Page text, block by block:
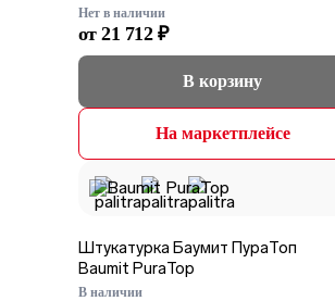
Нет в наличии
от 21 712 ₽
В корзину
На маркетплейсе
Штукатурка Баумит ПураТоп
Baumit PuraTop
В наличии